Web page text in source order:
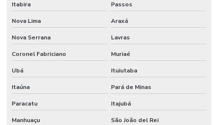
Itabira Passos
Nova Lima Araxá
Nova Serrana Lavras
Coronel Fabriciano Muriaé
Ubá Ituiutaba
Itaúna Pará de Minas
Paracatu Itajubá
Manhuaçu São João del Rei